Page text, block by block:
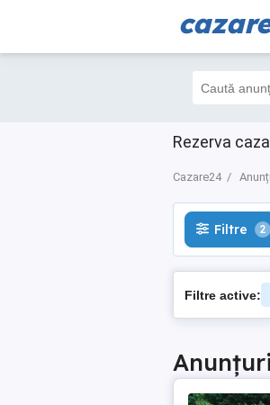
Rezerva
Cazare24
Filtre 2
Filtre 2
Filtre active:
Anunțuri